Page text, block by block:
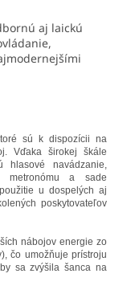
aj laickú
sú k dispozícii na
Vďaka širokej škále
hlasové navádzanie,
metronómu a sade
u dospelých aj
poskytovateľov
nábojov energie zo
čo umožňuje prístroju
sa zvýšila šanca na